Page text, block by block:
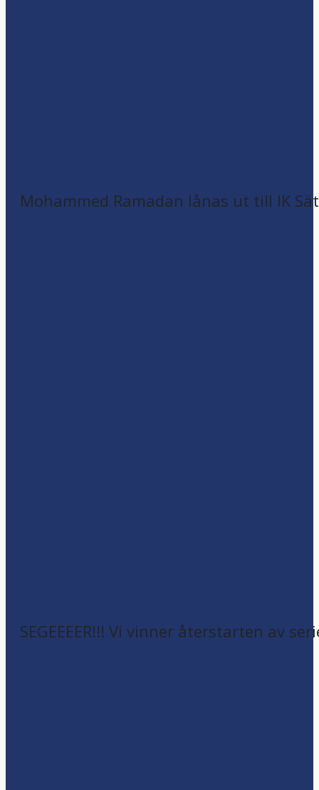
Mohammed Ramadan lånas ut till IK
SEGEEEER!!! Vi vinner återstarten av